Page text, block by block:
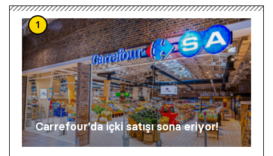
1
Carrefour’da içki satışı sona eriyor!